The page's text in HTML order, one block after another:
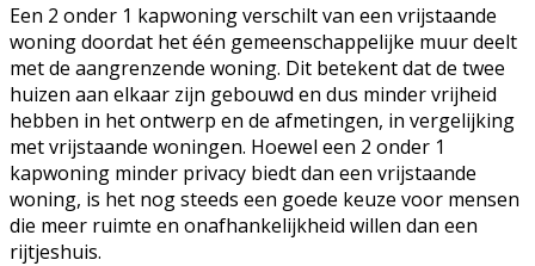
Een 2 onder 1 kapwoning verschilt van een vrijstaande
woning doordat het één gemeenschappelijke muur deelt
met de aangrenzende woning. Dit betekent dat de twee
huizen aan elkaar zijn gebouwd en dus minder vrijheid
hebben in het ontwerp en de afmetingen, in vergelijking
met vrijstaande woningen. Hoewel een 2 onder 1
kapwoning minder privacy biedt dan een vrijstaande
woning, is het nog steeds een goede keuze voor mensen
die meer ruimte en onafhankelijkheid willen dan een
rijtjeshuis.